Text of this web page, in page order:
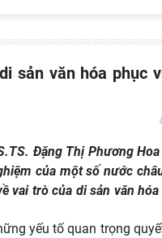
Đặng Thị Phương
của một số nước
vai trò của di sản văn
yếu tố quan trọng